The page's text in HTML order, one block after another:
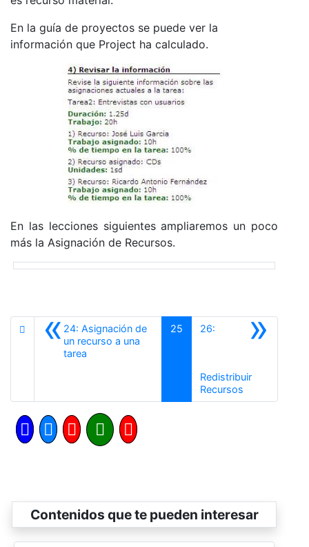
En la guía de proyectos se puede ver la
información que Project ha calculado.
En las lecciones siguientes ampliaremos un poco
más la Asignación de Recursos.
«24: Asignación de
un recurso a una
tarea
25 »
26:
Redistribuir
RecursosSiguiente
Contenidos que te pueden interesar